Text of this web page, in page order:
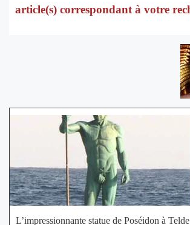
L’impressionnante statue de Poséidon à Telde